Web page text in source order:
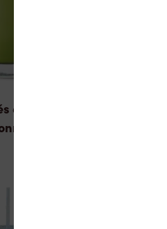
et produits